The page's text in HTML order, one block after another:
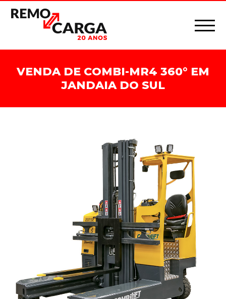
VENDA DE COMBI-MR4 360° EM
JANDAIA DO SUL